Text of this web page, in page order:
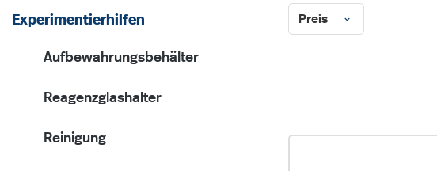
Experimentierhilfen
Aufbewahrungsbehälter
Reagenzglashalter
Reinigung
Preis